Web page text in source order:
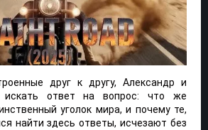
друг к другу, Александр и
искать ответ на вопрос: что же
уголок мира, и почему те,
найти здесь ответы, исчезают без